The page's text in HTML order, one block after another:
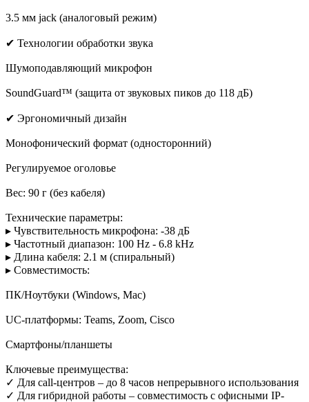
3.5 мм jack (аналоговый режим)
✔ Технологии обработки звука
Шумоподавляющий микрофон
SoundGuard™ (защита от звуковых пиков до 118 дБ)
✔ Эргономичный дизайн
Монофонический формат (односторонний)
Регулируемое оголовье
Вес: 90 г (без кабеля)
Технические параметры:
▸ Чувствительность микрофона: -38 дБ
▸ Частотный диапазон: 100 Hz - 6.8 kHz
▸ Длина кабеля: 2.1 м (спиральный)
▸ Совместимость:
ПК/Ноутбуки (Windows, Mac)
UC-платформы: Teams, Zoom, Cisco
Смартфоны/планшеты
Ключевые преимущества:
✓ Для call-центров – до 8 часов непрерывного использования
✓ Для гибридной работы – совместимость с офисными IP-